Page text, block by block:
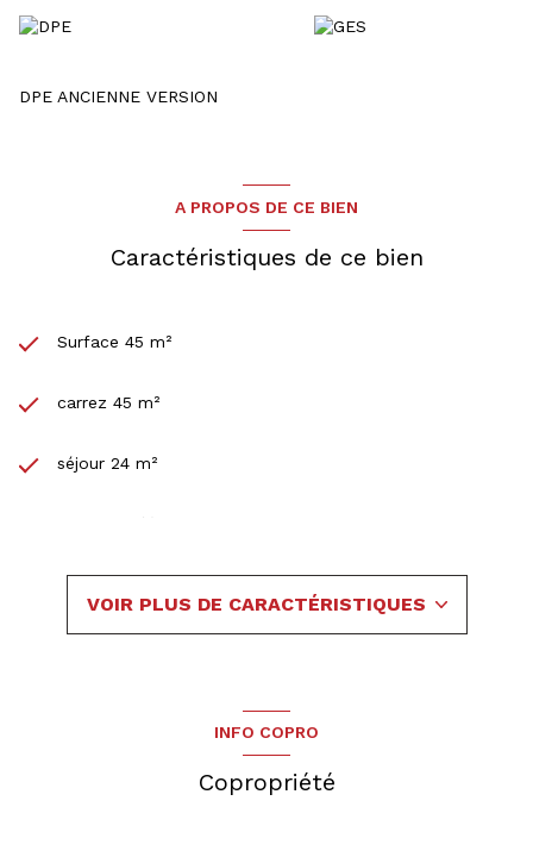
DPE ANCIENNE VERSION
A PROPOS DE CE BIEN
Caractéristiques de ce bien
Surface 45 m²
carrez 45 m²
séjour 24 m²
VOIR PLUS DE CARACTÉRISTIQUES
INFO COPRO
Copropriété